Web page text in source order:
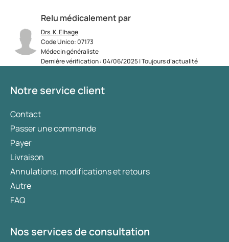
Relu médicalement par
Drs. K. Elhage
Code Unico: 07173
Médecin généraliste
Dernière vérification : 04/06/2025 | Toujours d’actualité
Notre service client
Contact
Passer une commande
Payer
Livraison
Annulations, modifications et retours
Autre
FAQ
Nos services de consultation